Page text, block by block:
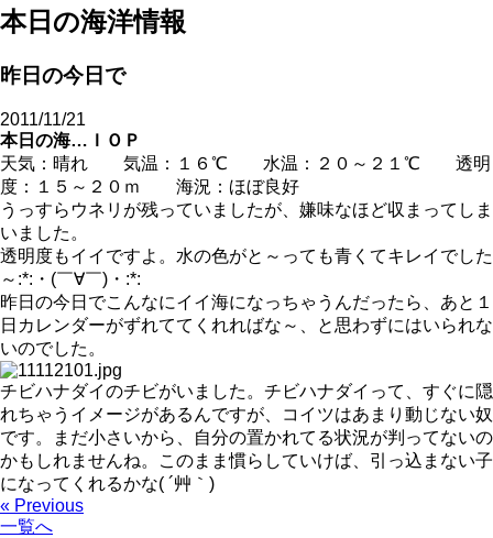
本日の海洋情報
昨日の今日で
2011/11/21
本日の海…ＩＯＰ
天気：晴れ 気温：１６℃ 水温：２０～２１℃ 透明
度：１５～２０ｍ 海況：ほぼ良好
うっすらウネリが残っていましたが、嫌味なほど収まってしま
いました。
透明度もイイですよ。水の色がと～っても青くてキレイでした
～:*:・(￣∀￣)・:*:
昨日の今日でこんなにイイ海になっちゃうんだったら、あと１
日カレンダーがずれててくれればな～、と思わずにはいられな
いのでした。
チビハナダイのチビがいました。チビハナダイって、すぐに隠
れちゃうイメージがあるんですが、コイツはあまり動じない奴
です。まだ小さいから、自分の置かれてる状況が判ってないの
かもしれませんね。このまま慣らしていけば、引っ込まない子
になってくれるかな( ´艸｀)
« Previous
一覧へ